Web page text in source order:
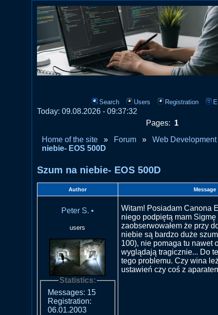
Search Users Registration
Today: 09.08.2026 - 09:37:32
Pages: 1
Home of the site
» Forum » Web Development
niebie- EOS 500D
Szum na niebie- EOS 500D
Author Message
Peter S. •
users
Statistics:
Messages: 15
Registration:
06.01.2003
Witam! Posiadam Canona
niego podpiętą mam Sigmę
zaobserwowałem że przy
niebie są bardzo duże
100), nie pomaga tu nawet
wyglądają tragicznie... Do
tego problemu. Czy wina
ustawień czy coś z